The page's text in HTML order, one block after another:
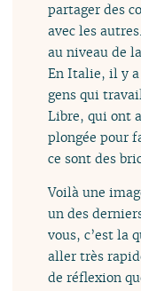
partager des
avec les
au niveau de
En Italie, il y a
gens qui
Libre, qui ont
plongée pour
ce sont des
Voilà une
un des
vous, c’est la
aller très
de réflexion